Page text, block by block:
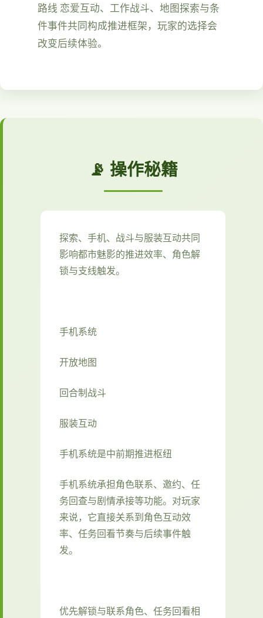
路线 恋爱互动、工作战斗、地图探索与条
件事件共同构成推进框架，玩家的选择会
改变后续体验。
📡 操作秘籍
探索、手机、战斗与服装互动共同
影响都市魅影的推进效率、角色解
锁与支线触发。
手机系统
开放地图
回合制战斗
服装互动
手机系统是中前期推进枢纽
手机系统承担角色联系、邀约、任
务回查与剧情承接等功能。对玩家
来说，它直接关系到角色互动效
率、任务回看节奏与后续事件触
发。
优先解锁与联系角色、任务回看相